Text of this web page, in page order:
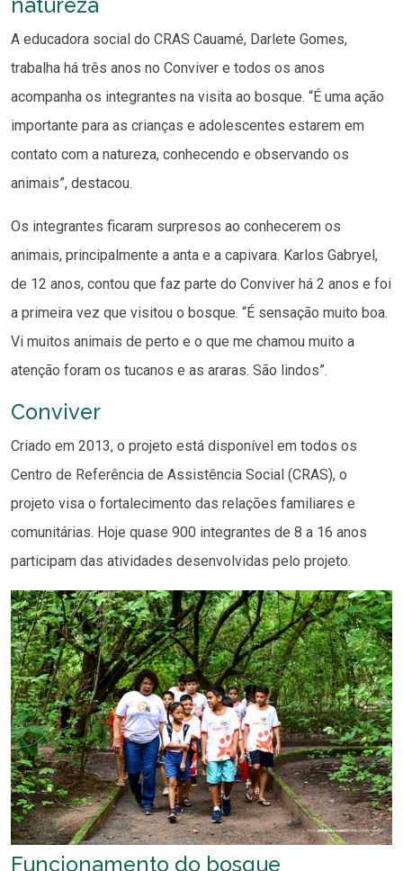
A educadora social do CRAS Cauamé, Darlete Gomes,
trabalha há três anos no Conviver e todos os anos
acompanha os integrantes na visita ao bosque. “É uma ação
importante para as crianças e adolescentes estarem em
contato com a natureza, conhecendo e observando os
animais”, destacou.
Os integrantes ficaram surpresos ao conhecerem os
animais, principalmente a anta e a capivara. Karlos Gabryel,
de 12 anos, contou que faz parte do Conviver há 2 anos e foi
a primeira vez que visitou o bosque. “É sensação muito boa.
Vi muitos animais de perto e o que me chamou muito a
atenção foram os tucanos e as araras. São lindos”.
Conviver
Criado em 2013, o projeto está disponível em todos os
Centro de Referência de Assistência Social (CRAS), o
projeto visa o fortalecimento das relações familiares e
comunitárias. Hoje quase 900 integrantes de 8 a 16 anos
participam das atividades desenvolvidas pelo projeto.
Funcionamento do bosque